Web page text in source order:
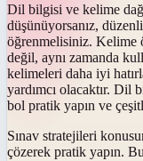
Dil bilgisi ve kelime
düşünüyorsanız,
öğrenmelisiniz. Kelime
değil, aynı zamanda
kelimeleri daha iyi
yardımcı olacaktır.
bol pratik yapın ve
Sınav stratejileri
çözerek pratik yapın. Bu